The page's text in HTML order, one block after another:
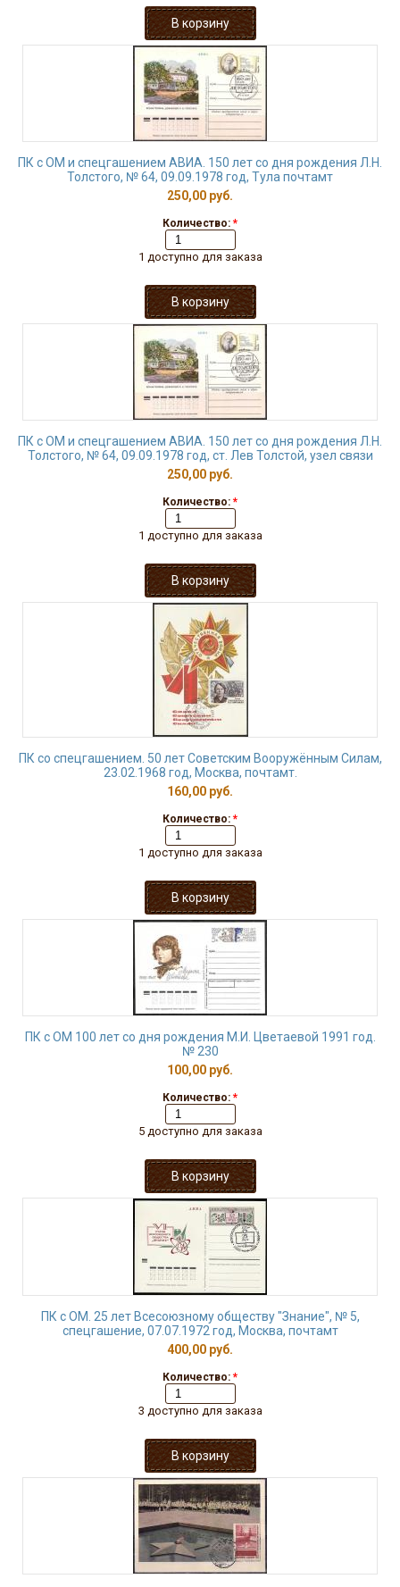
ПК с ОМ и спецгашением АВИА. 150 лет со дня рождения Л.Н.
Толстого, № 64, 09.09.1978 год, Тула почтамт
250,00 руб.
Количество: *
1 доступно для заказа
ПК с ОМ и спецгашением АВИА. 150 лет со дня рождения Л.Н.
Толстого, № 64, 09.09.1978 год, ст. Лев Толстой, узел связи
250,00 руб.
Количество: *
1 доступно для заказа
ПК со спецгашением. 50 лет Советским Вооружённым Силам,
23.02.1968 год, Москва, почтамт.
160,00 руб.
Количество: *
1 доступно для заказа
ПК с ОМ 100 лет со дня рождения М.И. Цветаевой 1991 год.
№ 230
100,00 руб.
Количество: *
5 доступно для заказа
ПК с ОМ. 25 лет Всесоюзному обществу "Знание", № 5,
спецгашение, 07.07.1972 год, Москва, почтамт
400,00 руб.
Количество: *
3 доступно для заказа